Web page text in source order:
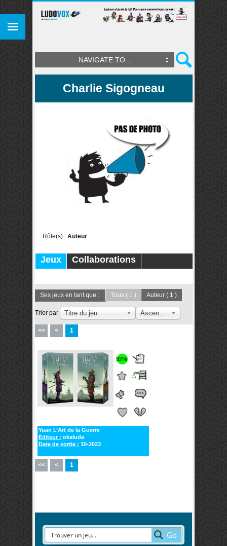
NAVIGATE TO...
Charlie Sigogneau
Rôle(s) : Auteur
Jeux
Collaborations
Ses jeux en tant que : Tous ( 1 ) Auteur ( 1 )
Trier par Titre du jeu
<< < 1
92%
Yuan L’Art de la Guerre
Editeur : okaluda
Date de sortie : 10-2023
<< < 1
Go